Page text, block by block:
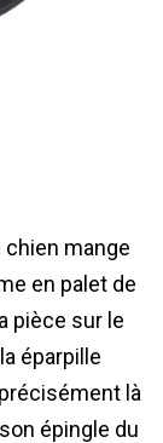
mange
en palet de
pièce sur le
éparpille
là
épingle du